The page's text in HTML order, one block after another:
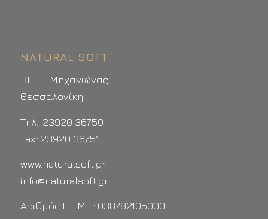
NATURAL SOFT
ΒΙ.ΠΕ. Μηχανιώνας,
Θεσσαλονίκη
Τηλ.: 23920 36750
Fax.: 23920 36751
www.naturalsoft.gr
info@naturalsoft.gr
Αριθμός Γ.Ε.ΜΗ: 038782105000